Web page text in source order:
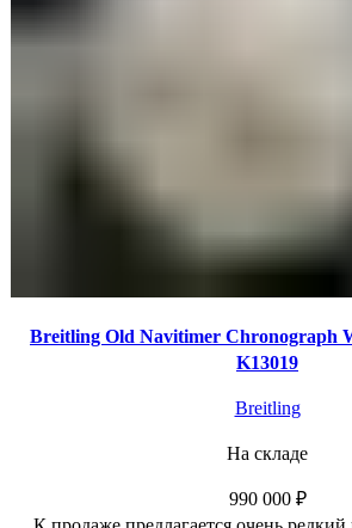
Breitling Old Navitimer Chronograph
K13019
Breitling
На складе
990 000 ₽